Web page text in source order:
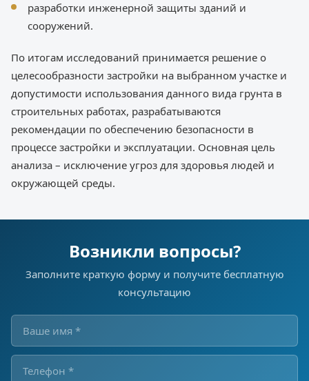
разработки инженерной защиты зданий и
сооружений.
По итогам исследований принимается решение о
целесообразности застройки на выбранном участке и
допустимости использования данного вида грунта в
строительных работах, разрабатываются
рекомендации по обеспечению безопасности в
процессе застройки и эксплуатации. Основная цель
анализа – исключение угроз для здоровья людей и
окружающей среды.
Возникли вопросы?
Заполните краткую форму и получите бесплатную
консультацию